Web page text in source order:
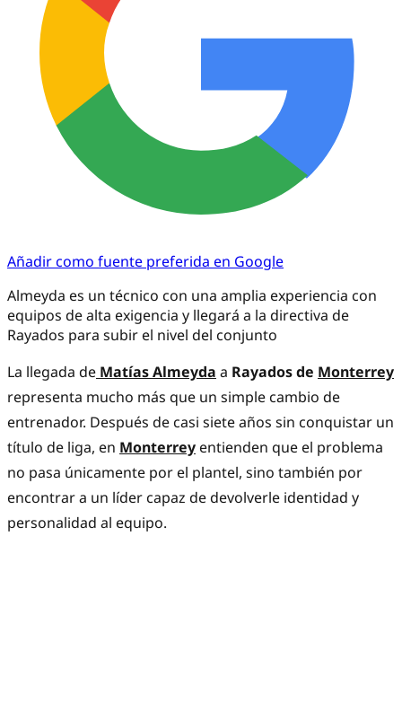
Añadir como fuente preferida en Google
Almeyda es un técnico con una amplia experiencia con
equipos de alta exigencia y llegará a la directiva de
Rayados para subir el nivel del conjunto
La llegada de Matías Almeyda a Rayados de Monterrey
representa mucho más que un simple cambio de
entrenador. Después de casi siete años sin conquistar un
título de liga, en Monterrey entienden que el problema
no pasa únicamente por el plantel, sino también por
encontrar a un líder capaz de devolverle identidad y
personalidad al equipo.